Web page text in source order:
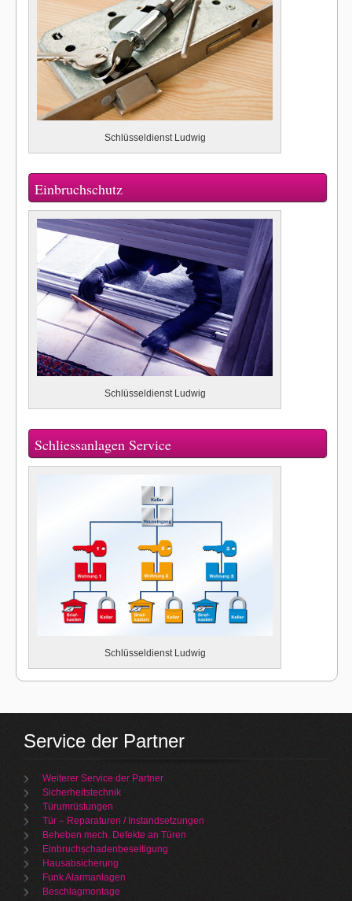
Schlüsseldienst Ludwig
Einbruchschutz
Schlüsseldienst Ludwig
Schliessanlagen Service
Schlüsseldienst Ludwig
Service der Partner
Weiterer Service der Partner
Sicherheitstechnik
Türumrüstungen
Tür – Reparaturen / Instandsetzungen
Beheben mech. Defekte an Türen
Einbruchschadenbeseitigung
Hausabsicherung
Funk Alarmanlagen
Beschlagmontage